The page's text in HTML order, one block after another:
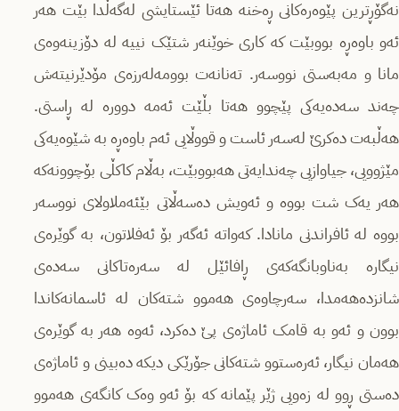
نەگۆڕترین پێوەرەکانی ڕەخنە هەتا ئێستایشی لەگەڵدا بێت هەر
ئەو باوەڕە بووبێت کە کاری خوێنەر شتێک نییە لە دۆزینەوەی
مانا و مەبەستی نووسەر. تەنانەت بوومەلەرزەی مۆدێرنیتەش
چەند سەدەیەکی پێچوو هەتا بڵێت ئەمە دوورە لە ڕاستی.
هەڵبەت دەکرێ لەسەر ئاست و قووڵایی ئەم باوەڕە بە شێوەیەکی
مێژوویی، جیاوازیی چەندایەتی هەبووبێت، بەڵام کاکڵی بۆچوونەکە
هەر یەک شت بووە و ئەویش دەسەڵاتی بێئەملاولای نووسەر
بووە لە ئافراندنی مانادا. کەواتە ئەگەر بۆ ئەفلاتون، بە گوێرەی
نیگارە بەناوبانگەکەی ڕافائێل لە سەرەتاکانی سەدەی
شانزدەهەمدا، سەرچاوەی هەموو شتەکان لە ئاسمانەکاندا
بوون و ئەو بە قامک ئاماژەی پێ دەکرد، ئەوە هەر بە گوێرەی
هەمان نیگار، ئەرەستوو شتەکانی جۆرێکی دیکە دەبینی و ئاماژەی
دەستی ڕوو لە زەویی ژێر پێمانە کە بۆ ئەو وەک کانگەی هەموو